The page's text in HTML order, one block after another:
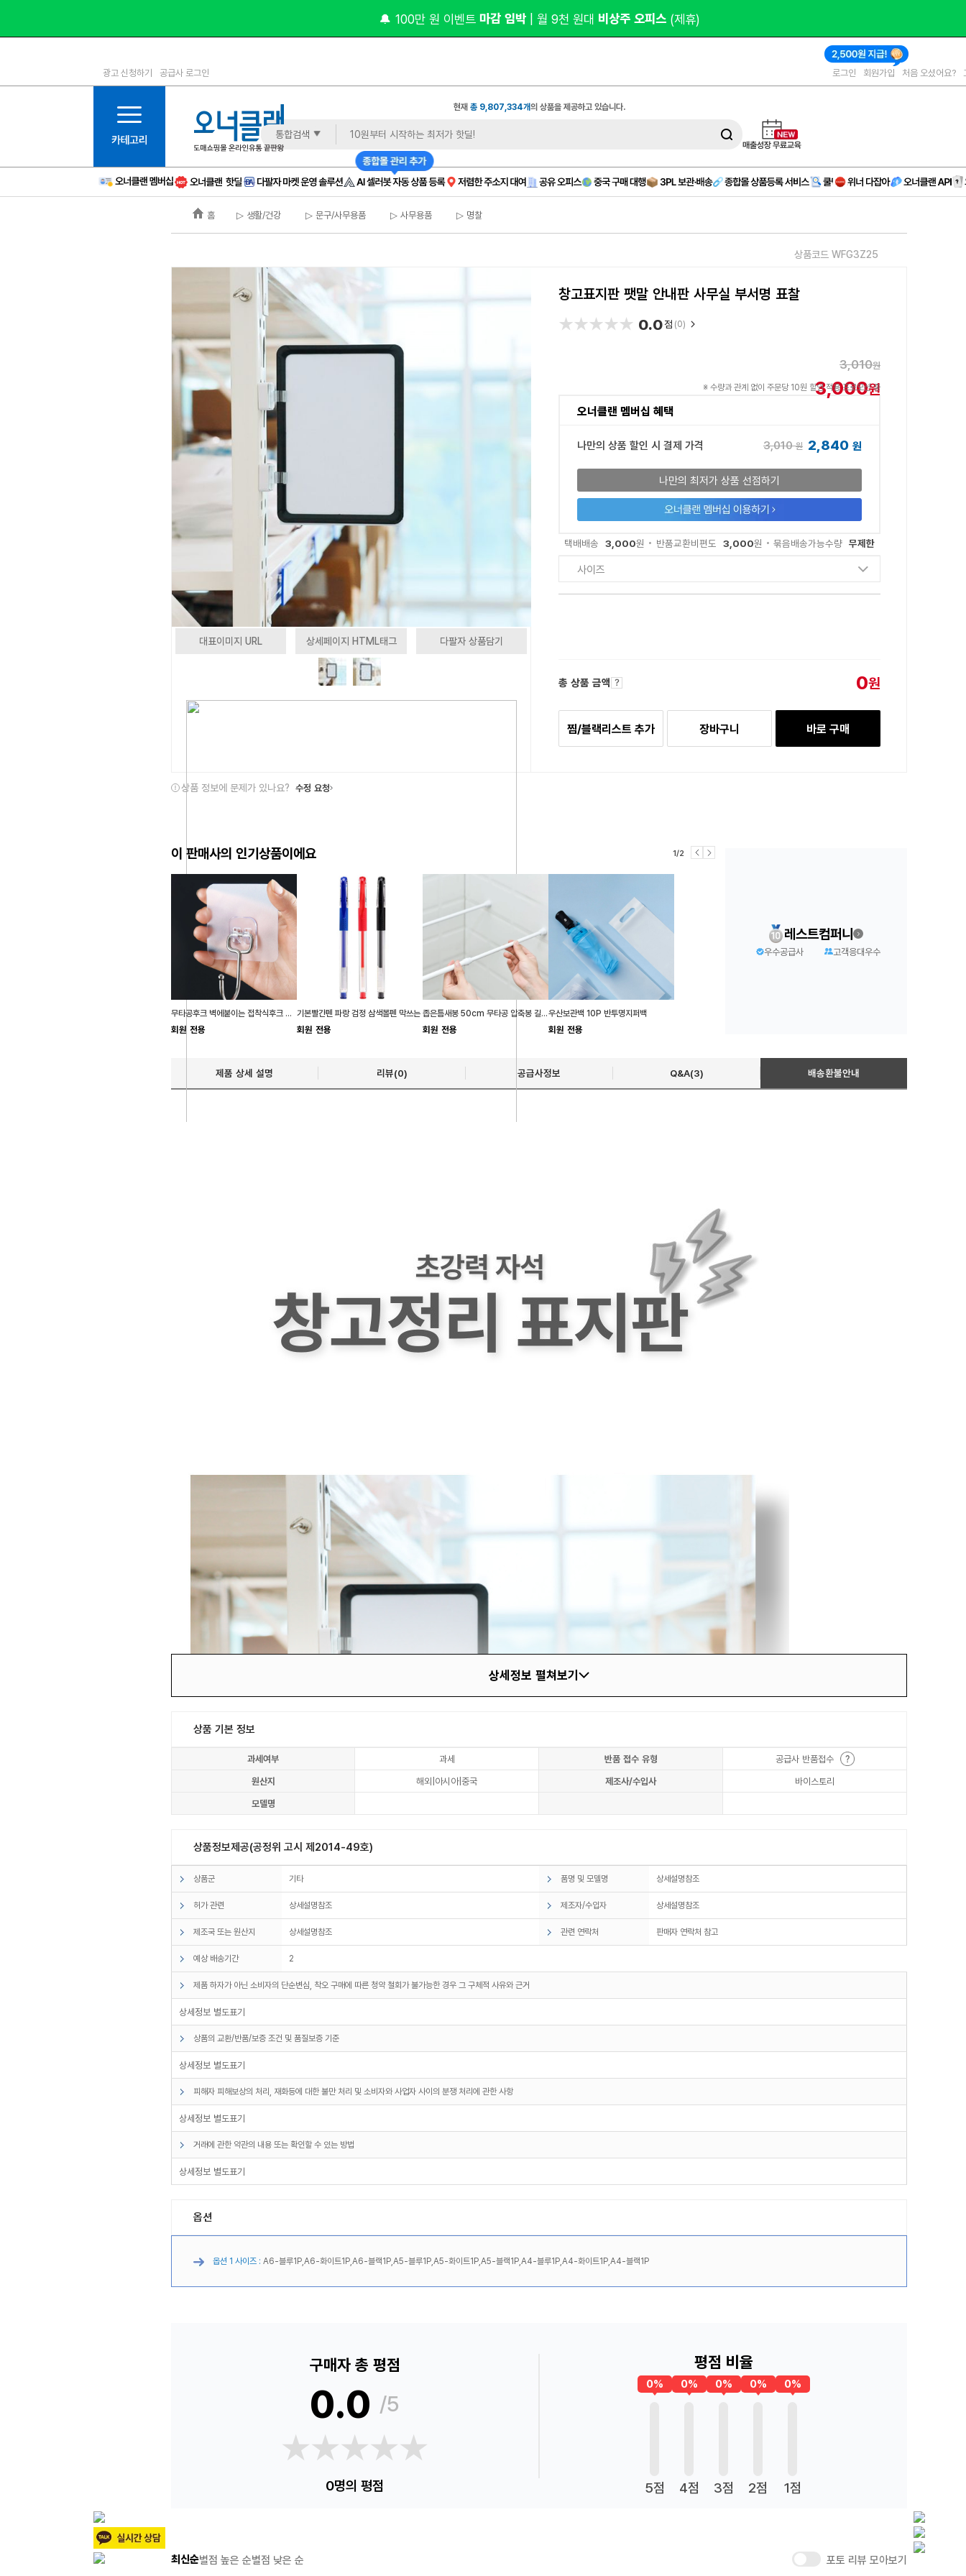
1등급
6등급
11등급
12등급
15등급
16등급
🔔 100만 원 이벤트 마감 임박 | 월 9천 원대 비상주 오피스 (제휴)
광고 신청하기 공급사 로그인 로그인 회원가입 처음 오셨어요?
현재총 9,807,334개의 상품을 제공하고 있습니다.
통합검색
홈 ▷ 생활/건강 ▷ 문구/사무용품 ▷ 사무용품 ▷ 명찰
상품코드 WFG3Z25
대표이미지 URL 상세페이지 HTML태그 다팔자 상품담기
창고표지판 팻말 안내판 사무실 부서명 표찰
★★★★★
★★★★★ 0.0점 (0)
3,010원
3,000원
※ 수량과 관계 없이 주문당 10원 할인 적용 프로모션 중
오너클랜 멤버십 혜택
나만의 상품 할인 시 결제 가격 3,010원 2,840 원
나만의 최저가 상품 선점하기
택배배송 3,000원 반품교환비편도 3,000원 묶음배송가능수량 무제한
사이즈
총 상품 금액 0원
찜/블랙리스트 추가 장바구니 바로 구매
상품 정보에 문제가 있나요? 수정 요청
이 판매사의 인기상품이에요 1/2
무타공후크 벽에붙이는 접착식후크 욕실용품정리
회원 전용
기본빨간펜 파랑 검정 삼색볼펜 막쓰는
회원 전용
좁은틈새봉 50cm 무타공 압축봉 길이조절
회원 전용
우산보관백 10P 반투명지퍼백
회원 전용
레스트컴퍼니
우수공급사 고객응대우수
제품 상세 설명 리뷰(0) 공급사정보 Q&A(3) 배송환불안내
상세정보 펼쳐보기
상품 기본 정보
과세여부 과세 반품 접수 유형
공급사 반품접수
원산지
해외|아시아|중국 제조사/수입사
바이스토리
모델명
상품정보제공(공정위 고시 제2014-49호)
상품군 기타 품명 및 모델명 상세설명참조
허가 관련 상세설명참조 제조자/수입자 상세설명참조
제조국 또는 원산지 상세설명참조 관련 연락처 판매자 연락처 참고
예상 배송기간 2
제품 하자가 아닌 소비자의 단순변심, 착오 구매에 따른 청약 철회가 불가능한 경우 그 구체적 사유와 근거
상세정보 별도표기
상품의 교환/반품/보증 조건 및 품질보증 기준
상세정보 별도표기
피해자 피해보상의 처리, 재화등에 대한 불만 처리 및 소비자와 사업자 사이의 분쟁 처리에 관한 사항
상세정보 별도표기
거래에 관한 약관의 내용 또는 확인할 수 있는 방법
상세정보 별도표기
옵션
옵션 1 사이즈 : A6-블루1P,A6-화이트1P,A6-블랙1P,A5-블루1P,A5-화이트1P,A5-블랙1P,A4-블루1P,A4-화이트1P,A4-블랙1P
구매자 총 평점
0.0 /5
★★★★★
★★★★★
0명의 평점
평점 비율
0%
5점
0%
4점
0%
3점
0%
2점
0%
1점
최신순별점 높은 순별점 낮은 순 포토 리뷰 모아보기